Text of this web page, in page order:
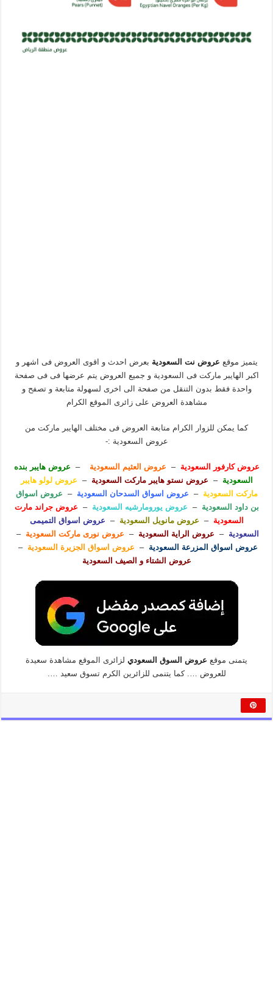
يتميز موقع عروض نت السعوديةبعرض احدث و اقوى العروض فى اشهر و
اكبر الهايبر ماركت فى السعودية و جميع العروض يتم عرضها فى فى صفحة
واحدة فقط بدون التنقل من صفحة الى اخرى لسهولة متابعة و تصفح و
مشاهدة العروض على زائرى الموقع الكرام
كما يمكن للزوار الكرام متابعة العروض فى مختلف الهايبر ماركت من
عروض السعودية :-
عروض كارفور السعودية – عروض العثيم السعودية –
عروض هايبر بنده
السعودية – عروض نستو هايبر ماركت السعودية –
عروض لولو هايبر
ماركت السعودية – عروض اسواق السدحان السعودية –
عروض اسواق
بن داود السعودية – عروض يورومارشيه السعودية –
عروض جراند مارت
السعودية – عروض مانويل السعودية –
عروض اسواق التميمى
السعودية – عروض الراية السعودية – عروض نورى ماركت السعودية –
عروض اسواق المزرعة السعودية – عروض اسواق الجزيرة السعودية –
عروض الشتاء و الصيف السعودية
يتمنى موقع عروض السوق السعوديلزائرى الموقع مشاهدة سعيدة
للعروض …. كما يتنمى للزائرين الكرم تسوق سعيد ….